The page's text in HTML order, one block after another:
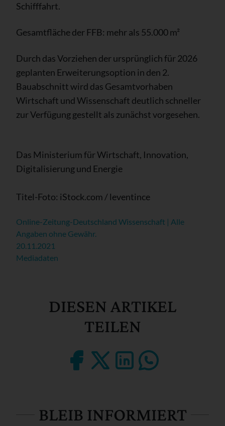
Schifffahrt.
Gesamtfläche der FFB: mehr als 55.000 m²
Durch das Vorziehen der ursprünglich für 2026
geplanten Erweiterungsoption in den 2.
Bauabschnitt wird das Gesamtvorhaben
Wirtschaft und Wissenschaft deutlich schneller
zur Verfügung gestellt als zunächst vorgesehen.
Das Ministerium für Wirtschaft, Innovation,
Digitalisierung und Energie
Titel-Foto: iStock.com / leventince
Online-Zeitung-Deutschland Wissenschaft | Alle
Angaben ohne Gewähr.
20.11.2021
Mediadaten
DIESEN ARTIKEL
TEILEN
BLEIB INFORMIERT